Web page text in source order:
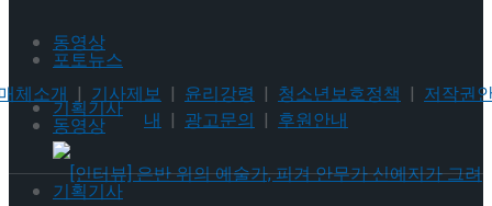
동영상
기획기사
포토뉴스
동영상
기획기사
체소개 | 기사제보 | 윤리강령 | 청소년보호정책 | 저작권
내 | 광고문의 | 후원안내